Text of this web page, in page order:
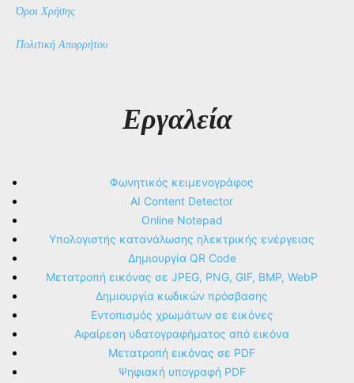
Όροι Χρήσης
Πολιτική Απορρήτου
Εργαλεία
Φωνητικός κειμενογράφος
AI Content Detector
Online Notepad
Υπολογιστής κατανάλωσης ηλεκτρικής ενέργειας
Δημιουργία QR Code
Μετατροπή εικόνας σε JPEG, PNG, GIF, BMP, WebP
Δημιουργία κωδικών πρόσβασης
Εντοπισμός χρωμάτων σε εικόνες
Αφαίρεση υδατογραφήματος από εικόνα
Μετατροπή εικόνας σε PDF
Ψηφιακή υπογραφή PDF